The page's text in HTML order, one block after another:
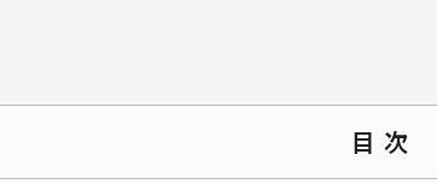
目次